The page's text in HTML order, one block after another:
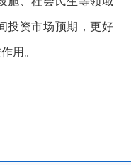
投资市场预期，更好
用。